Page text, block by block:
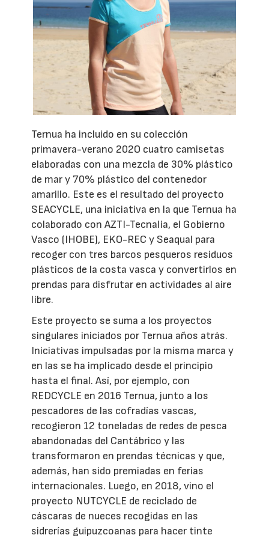
Ternua ha incluido en su colección
primavera-verano 202O cuatro camisetas
elaboradas con una mezcla de 30% plástico
de mar y 70% plástico del contenedor
amarillo. Este es el resultado del proyecto
SEACYCLE, una iniciativa en la que Ternua ha
colaborado con AZTI-Tecnalia, el Gobierno
Vasco (IHOBE), EKO-REC y Seaqual para
recoger con tres barcos pesqueros residuos
plásticos de la costa vasca y convertirlos en
prendas para disfrutar en actividades al aire
libre.
Este proyecto se suma a los proyectos
singulares iniciados por Ternua años atrás.
Iniciativas impulsadas por la misma marca y
en las se ha implicado desde el principio
hasta el final. Así, por ejemplo, con
REDCYCLE en 2016 Ternua, junto a los
pescadores de las cofradías vascas,
recogieron 12 toneladas de redes de pesca
abandonadas del Cantábrico y las
transformaron en prendas técnicas y que,
además, han sido premiadas en ferias
internacionales. Luego, en 2018, vino el
proyecto NUTCYCLE de reciclado de
cáscaras de nueces recogidas en las
sidrerías guipuzcoanas para hacer tinte